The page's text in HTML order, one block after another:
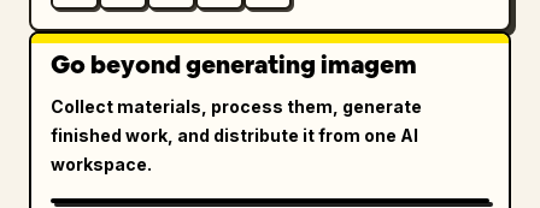
Go beyond generating imagem
Collect materials, process them, generate
finished work, and distribute it from one AI
workspace.